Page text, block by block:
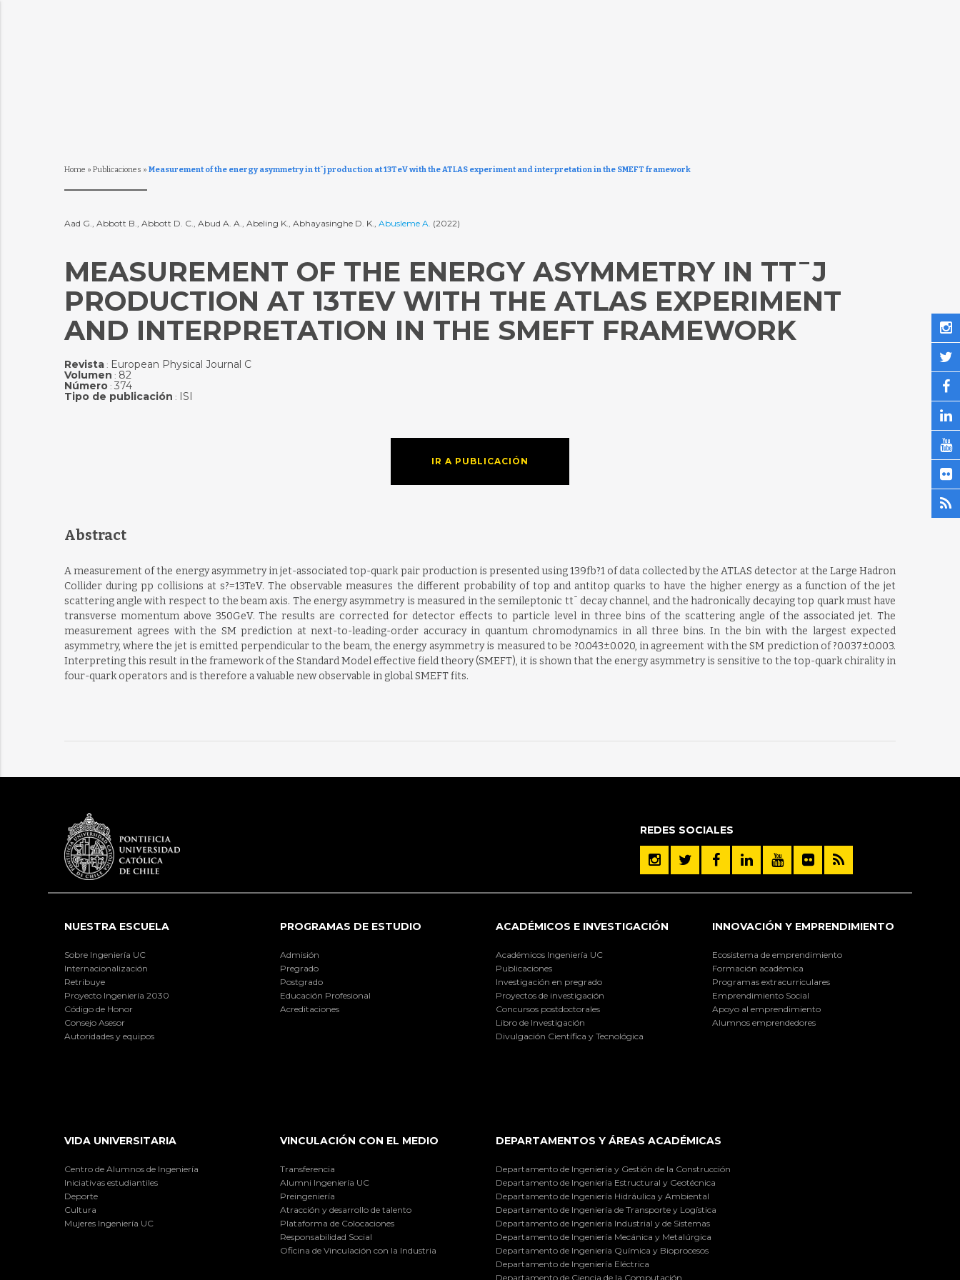
Home » Publicaciones » Measurement of the energy asymmetry in tt¯j production at 13TeV with the ATLAS experiment and interpretation in the SMEFT framework
Aad G., Abbott B., Abbott D. C., Abud A. A., Abeling K., Abhayasinghe D. K., Abusleme A. (2022)
MEASUREMENT OF THE ENERGY ASYMMETRY IN TT¯J
PRODUCTION AT 13TEV WITH THE ATLAS EXPERIMENT
AND INTERPRETATION IN THE SMEFT FRAMEWORK
Revista: European Physical Journal C
Volumen : 82
Número: 374
Tipo de publicación : ISI
IR A PUBLICACIÓN
Abstract
A measurement of the energy asymmetry in jet-associated top-quark pair production is presented using 139fb?1 of data collected by the ATLAS detector at the Large Hadron
Collider during pp collisions at s?=13TeV. The observable measures the different probability of top and antitop quarks to have the higher energy as a function of the jet
scattering angle with respect to the beam axis. The energy asymmetry is measured in the semileptonic tt¯ decay channel, and the hadronically decaying top quark must have
transverse momentum above 350GeV. The results are corrected for detector effects to particle level in three bins of the scattering angle of the associated jet. The
measurement agrees with the SM prediction at next-to-leading-order accuracy in quantum chromodynamics in all three bins. In the bin with the largest expected
asymmetry, where the jet is emitted perpendicular to the beam, the energy asymmetry is measured to be ?0.043±0.020, in agreement with the SM prediction of ?0.037±0.003.
Interpreting this result in the framework of the Standard Model effective field theory (SMEFT), it is shown that the energy asymmetry is sensitive to the top-quark chirality in
four-quark operators and is therefore a valuable new observable in global SMEFT fits.
REDES SOCIALES
NUESTRA ESCUELA
Sobre Ingeniería UC
Internacionalización
Retribuye
Proyecto Ingeniería 2030
Código de Honor
Consejo Asesor
Autoridades y equipos
PROGRAMAS DE ESTUDIO
Admisión
Pregrado
Postgrado
Educación Profesional
Acreditaciones
ACADÉMICOS E INVESTIGACIÓN
Académicos Ingeniería UC
Publicaciones
Investigación en pregrado
Proyectos de investigación
Concursos postdoctorales
Libro de Investigación
Divulgación Científica y Tecnológica
INNOVACIÓN Y EMPRENDIMIENTO
Ecosistema de emprendimiento
Formación académica
Programas extracurriculares
Emprendimiento Social
Apoyo al emprendimiento
Alumnos emprendedores
VIDA UNIVERSITARIA
Centro de Alumnos de Ingeniería
Iniciativas estudiantiles
Deporte
Cultura
Mujeres Ingeniería UC
VINCULACIÓN CON EL MEDIO
Transferencia
Alumni Ingeniería UC
Preingeniería
Atracción y desarrollo de talento
Plataforma de Colocaciones
Responsabilidad Social
Oficina de Vinculación con la Industria
DEPARTAMENTOS Y ÁREAS ACADÉMICAS
Departamento de Ingeniería y Gestión de la Construcción
Departamento de Ingeniería Estructural y Geotécnica
Departamento de Ingeniería Hidráulica y Ambiental
Departamento de Ingeniería de Transporte y Logística
Departamento de Ingeniería Industrial y de Sistemas
Departamento de Ingeniería Mecánica y Metalúrgica
Departamento de Ingeniería Química y Bioprocesos
Departamento de Ingeniería Eléctrica
Departamento de Ciencia de la Computación